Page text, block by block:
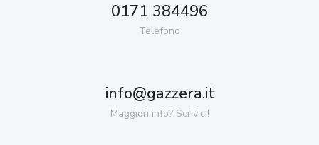
0171 384496
Telefono
info@gazzera.it
Maggiori info? Scrivici!